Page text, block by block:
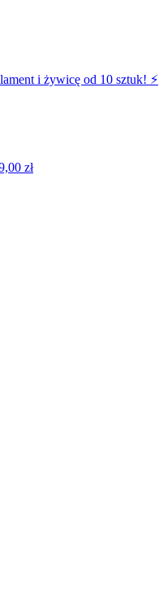
i żywicę od 10 sztuk! ⚡️
zł